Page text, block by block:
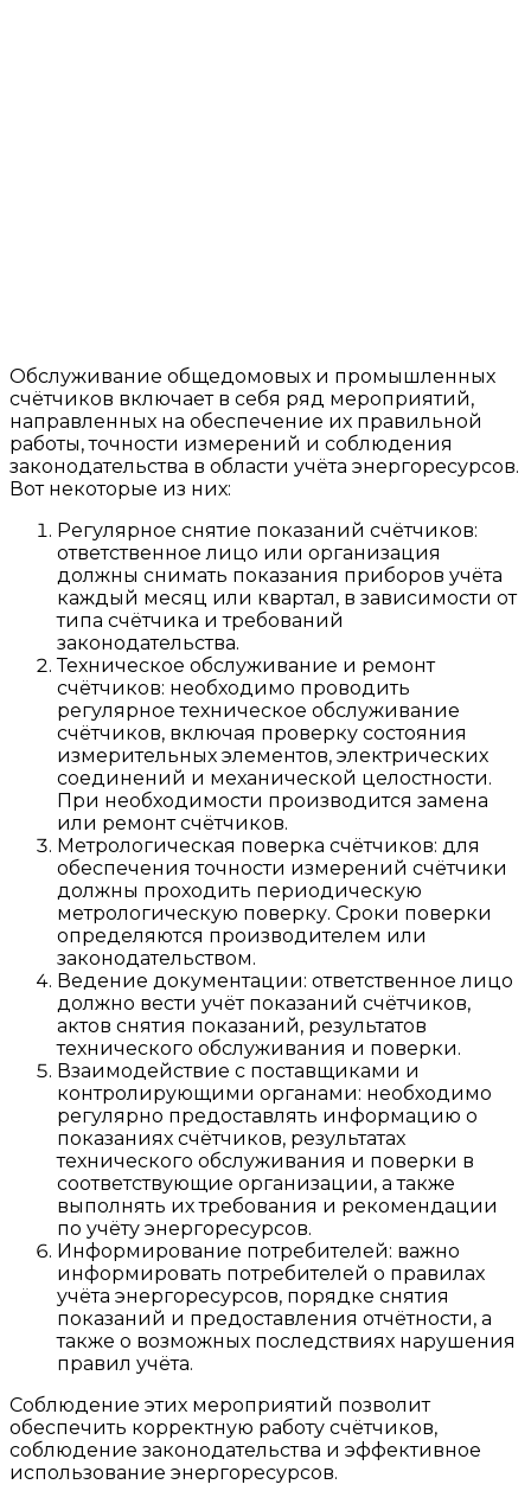
Обслуживание общедомовых и промышленных
счётчиков включает в себя ряд мероприятий,
направленных на обеспечение их правильной
работы, точности измерений и соблюдения
законодательства в области учёта энергоресурсов.
Вот некоторые из них:
Регулярное снятие показаний счётчиков:
ответственное лицо или организация
должны снимать показания приборов учёта
каждый месяц или квартал, в зависимости от
типа счётчика и требований
законодательства.
Техническое обслуживание и ремонт
счётчиков: необходимо проводить
регулярное техническое обслуживание
счётчиков, включая проверку состояния
измерительных элементов, электрических
соединений и механической целостности.
При необходимости производится замена
или ремонт счётчиков.
Метрологическая поверка счётчиков: для
обеспечения точности измерений счётчики
должны проходить периодическую
метрологическую поверку. Сроки поверки
определяются производителем или
законодательством.
Ведение документации: ответственное лицо
должно вести учёт показаний счётчиков,
актов снятия показаний, результатов
технического обслуживания и поверки.
Взаимодействие с поставщиками и
контролирующими органами: необходимо
регулярно предоставлять информацию о
показаниях счётчиков, результатах
технического обслуживания и поверки в
соответствующие организации, а также
выполнять их требования и рекомендации
по учёту энергоресурсов.
Информирование потребителей: важно
информировать потребителей о правилах
учёта энергоресурсов, порядке снятия
показаний и предоставления отчётности, а
также о возможных последствиях нарушения
правил учёта.
Соблюдение этих мероприятий позволит
обеспечить корректную работу счётчиков,
соблюдение законодательства и эффективное
использование энергоресурсов.